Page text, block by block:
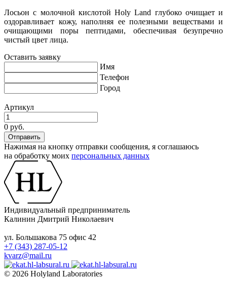
Лосьон с молочной кислотой Holy Land глубоко очищает и
оздоравливает кожу, наполняя ее полезными веществами и
очищающими поры пептидами, обеспечивая безупречно
чистый цвет лица.
Оставить заявку
Имя
Телефон
Город
Артикул
0 руб.
Нажимая на кнопку отправки сообщения, я соглашаюсь
на обработку моих персональных данных
Индивидуальный предприниматель
Калинин Дмитрий Николаевич
ул. Большакова 75 офис 42
+7 (343) 287-05-12
kvarz@mail.ru
© 2026 Holyland Laboratories